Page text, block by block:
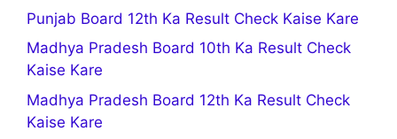
Punjab Board 12th Ka Result Check Kaise Kare
Madhya Pradesh Board 10th Ka Result Check
Kaise Kare
Madhya Pradesh Board 12th Ka Result Check
Kaise Kare